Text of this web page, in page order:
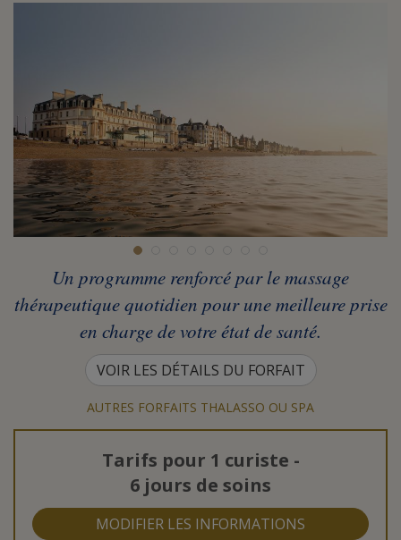
Un programme renforcé par le massage
thérapeutique quotidien pour une meilleure prise
en charge de votre état de santé.
VOIR LES DÉTAILS DU FORFAIT
AUTRES FORFAITS THALASSO OU SPA
Tarifs pour 1 curiste -
6 jours de soins
MODIFIER LES INFORMATIONS